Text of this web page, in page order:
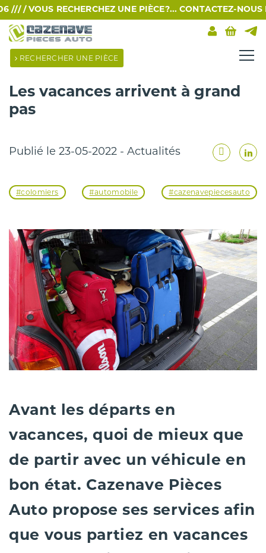
/// / VOUS RECHERCHEZ UNE PIÈCE?... CONTACTEZ-NOUS
RECHERCHER UNE PIÈCE
Catégories
Les vacances arrivent à grand
pas
Publié le 23-05-2022 - Actualités
#colomiers #automobile #cazenavepiecesauto
Avant les départs en
vacances, quoi de mieux que
de partir avec un véhicule en
bon état. Cazenave Pièces
Auto propose ses services afin
que vous partiez en vacances